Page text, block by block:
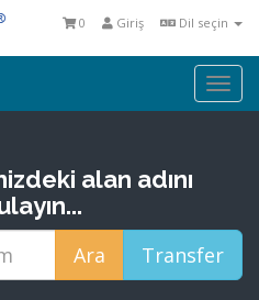
Dil seçin
Giriş
0
alan adını